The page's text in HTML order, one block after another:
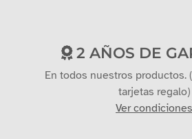
2 AÑOS DE
En todos nuestros productos.
tarjetas regalo)
Ver condiciones